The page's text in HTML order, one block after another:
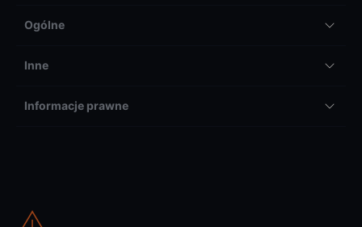
Ogólne
Inne
Informacje prawne